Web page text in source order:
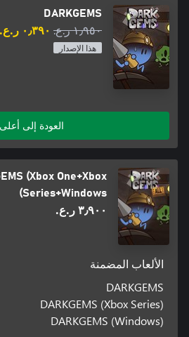
DARKGEMS
١٫٩٥٠ ر.ع.‏ ٠٫٣٩٠ ر.ع.‏
هذا الإصدار
العودة إلى أعلى
(Xbox One+Xbox
Series+Windows)
٣٫٩٠٠ ر.ع.‏
الألعاب المضمنة
DARKGEMS
DARKGEMS (Xbox Series)
DARKGEMS (Windows)